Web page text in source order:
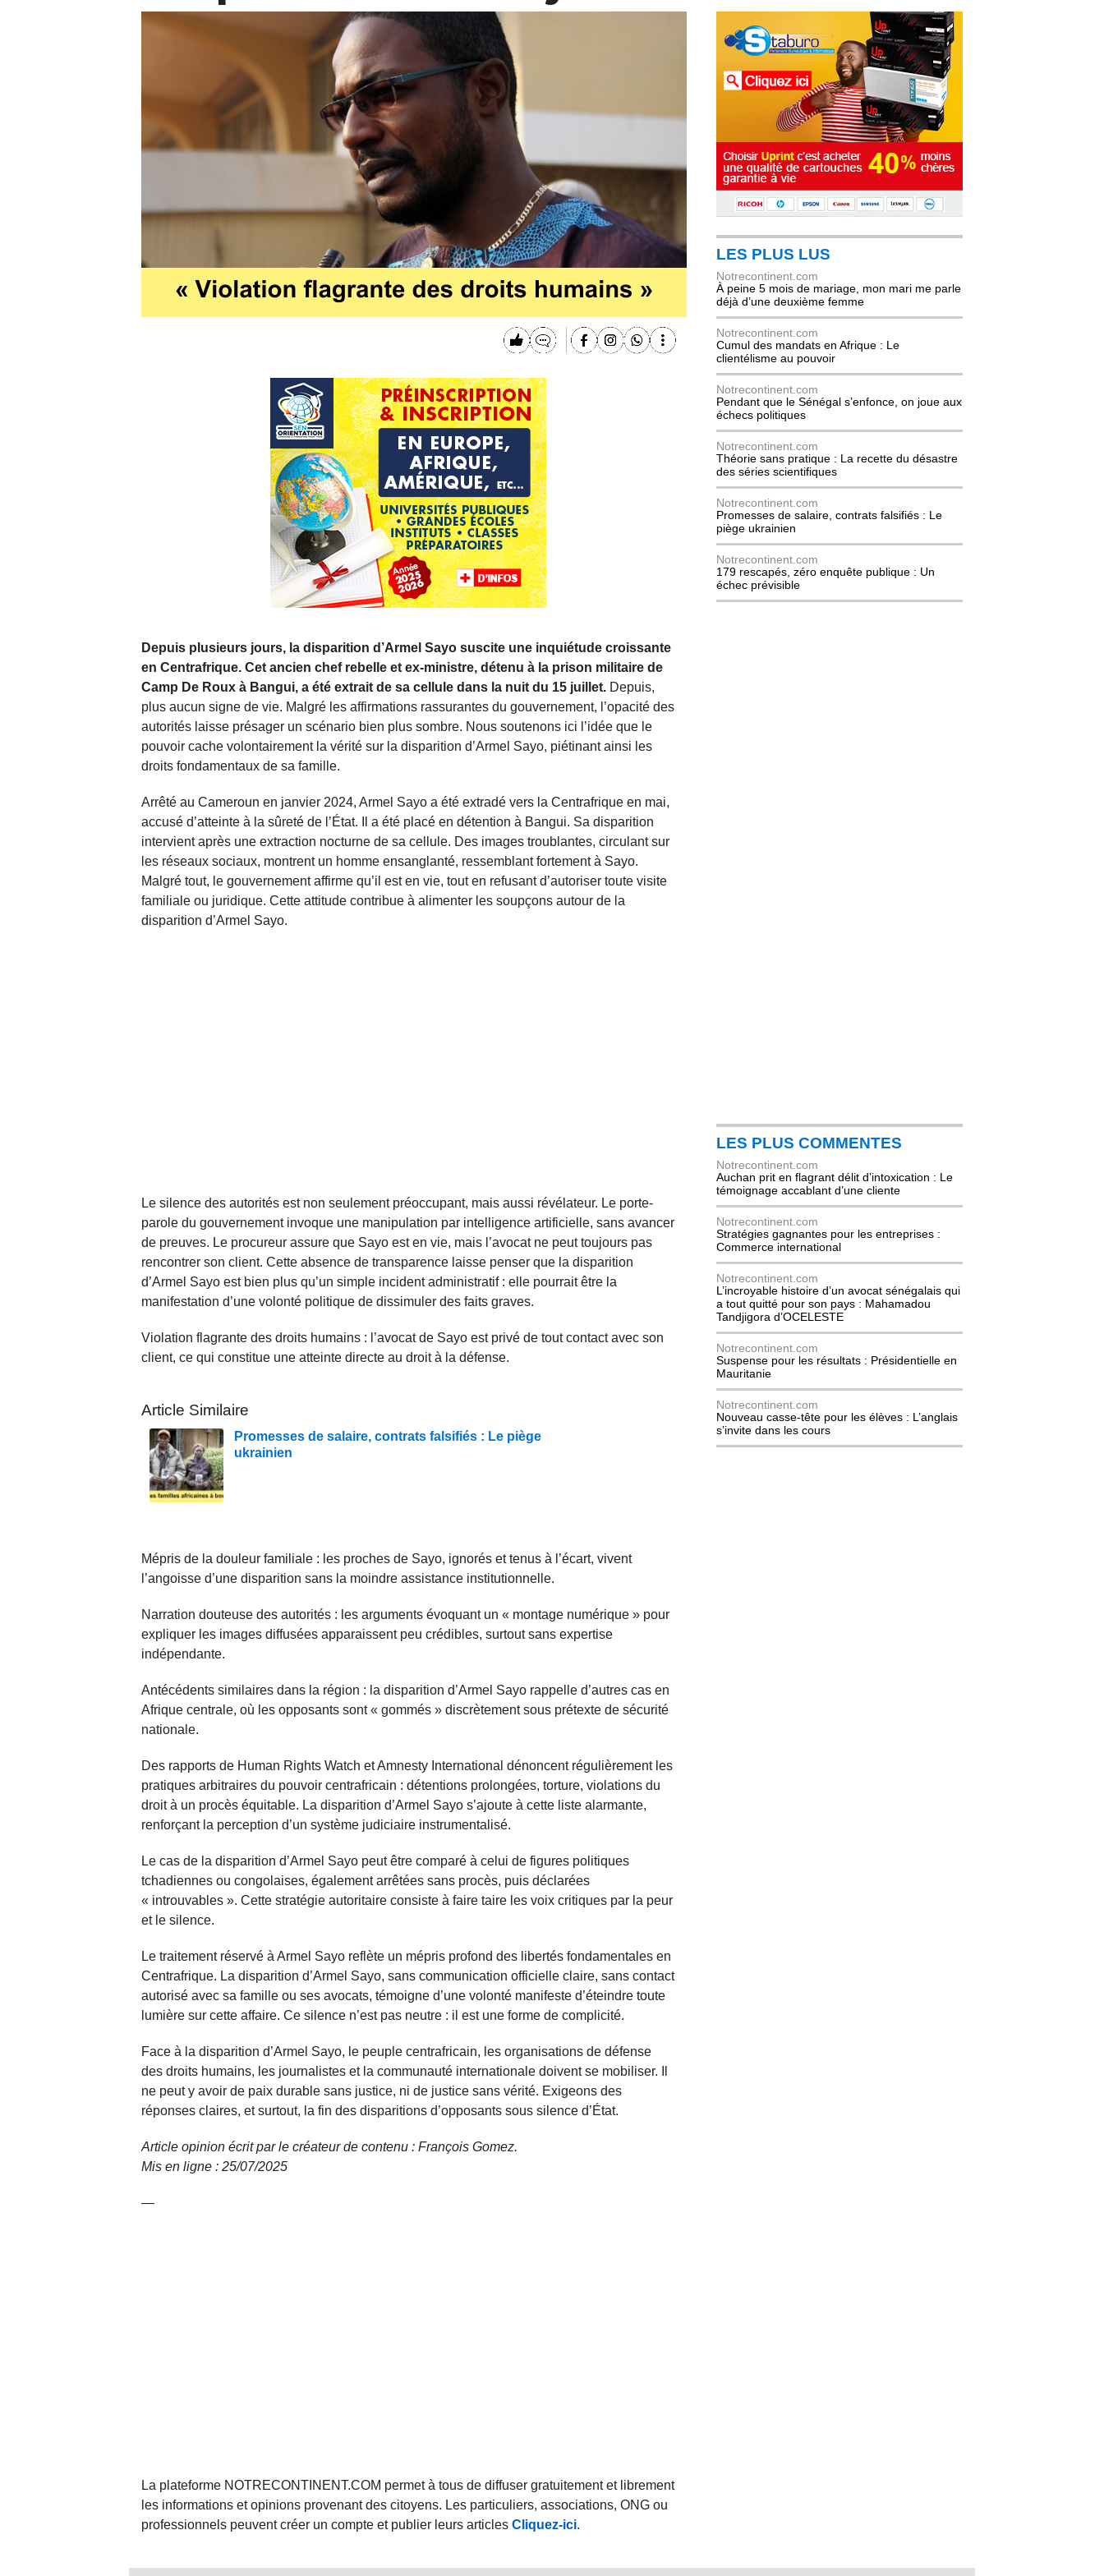
Depuis plusieurs jours, la disparition d’Armel Sayo suscite une inquiétude croissante
en Centrafrique. Cet ancien chef rebelle et ex-ministre, détenu à la prison militaire de
Camp De Roux à Bangui, a été extrait de sa cellule dans la nuit du 15 juillet. Depuis,
plus aucun signe de vie. Malgré les affirmations rassurantes du gouvernement, l’opacité des
autorités laisse présager un scénario bien plus sombre. Nous soutenons ici l’idée que le
pouvoir cache volontairement la vérité sur la disparition d’Armel Sayo, piétinant ainsi les
droits fondamentaux de sa famille.
Arrêté au Cameroun en janvier 2024, Armel Sayo a été extradé vers la Centrafrique en mai,
accusé d’atteinte à la sûreté de l’État. Il a été placé en détention à Bangui. Sa disparition
intervient après une extraction nocturne de sa cellule. Des images troublantes, circulant sur
les réseaux sociaux, montrent un homme ensanglanté, ressemblant fortement à Sayo.
Malgré tout, le gouvernement affirme qu’il est en vie, tout en refusant d’autoriser toute visite
familiale ou juridique. Cette attitude contribue à alimenter les soupçons autour de la
disparition d’Armel Sayo.
Le silence des autorités est non seulement préoccupant, mais aussi révélateur. Le porte-
parole du gouvernement invoque une manipulation par intelligence artificielle, sans avancer
de preuves. Le procureur assure que Sayo est en vie, mais l’avocat ne peut toujours pas
rencontrer son client. Cette absence de transparence laisse penser que la disparition
d’Armel Sayo est bien plus qu’un simple incident administratif : elle pourrait être la
manifestation d’une volonté politique de dissimuler des faits graves.
Violation flagrante des droits humains : l’avocat de Sayo est privé de tout contact avec son
client, ce qui constitue une atteinte directe au droit à la défense.
Article Similaire
Promesses de salaire, contrats falsifiés : Le piège
ukrainien
Mépris de la douleur familiale : les proches de Sayo, ignorés et tenus à l’écart, vivent
l’angoisse d’une disparition sans la moindre assistance institutionnelle.
Narration douteuse des autorités : les arguments évoquant un « montage numérique » pour
expliquer les images diffusées apparaissent peu crédibles, surtout sans expertise
indépendante.
Antécédents similaires dans la région : la disparition d’Armel Sayo rappelle d’autres cas en
Afrique centrale, où les opposants sont « gommés » discrètement sous prétexte de sécurité
nationale.
Des rapports de Human Rights Watch et Amnesty International dénoncent régulièrement les
pratiques arbitraires du pouvoir centrafricain : détentions prolongées, torture, violations du
droit à un procès équitable. La disparition d’Armel Sayo s’ajoute à cette liste alarmante,
renforçant la perception d’un système judiciaire instrumentalisé.
Le cas de la disparition d’Armel Sayo peut être comparé à celui de figures politiques
tchadiennes ou congolaises, également arrêtées sans procès, puis déclarées
« introuvables ». Cette stratégie autoritaire consiste à faire taire les voix critiques par la peur
et le silence.
Le traitement réservé à Armel Sayo reflète un mépris profond des libertés fondamentales en
Centrafrique. La disparition d’Armel Sayo, sans communication officielle claire, sans contact
autorisé avec sa famille ou ses avocats, témoigne d’une volonté manifeste d’éteindre toute
lumière sur cette affaire. Ce silence n’est pas neutre : il est une forme de complicité.
Face à la disparition d’Armel Sayo, le peuple centrafricain, les organisations de défense
des droits humains, les journalistes et la communauté internationale doivent se mobiliser. Il
ne peut y avoir de paix durable sans justice, ni de justice sans vérité. Exigeons des
réponses claires, et surtout, la fin des disparitions d’opposants sous silence d’État.
Article opinion écrit par le créateur de contenu : François Gomez.
Mis en ligne : 25/07/2025
—
La plateforme NOTRECONTINENT.COM permet à tous de diffuser gratuitement et librement
les informations et opinions provenant des citoyens. Les particuliers, associations, ONG ou
professionnels peuvent créer un compte et publier leurs articles Cliquez-ici.
LES PLUS LUS
Notrecontinent.com
À peine 5 mois de mariage, mon mari me parle
déjà d’une deuxième femme
Notrecontinent.com
Cumul des mandats en Afrique : Le
clientélisme au pouvoir
Notrecontinent.com
Pendant que le Sénégal s’enfonce, on joue aux
échecs politiques
Notrecontinent.com
Théorie sans pratique : La recette du désastre
des séries scientifiques
Notrecontinent.com
Promesses de salaire, contrats falsifiés : Le
piège ukrainien
Notrecontinent.com
179 rescapés, zéro enquête publique : Un
échec prévisible
LES PLUS COMMENTES
Notrecontinent.com
Auchan prit en flagrant délit d’intoxication : Le
témoignage accablant d’une cliente
Notrecontinent.com
Stratégies gagnantes pour les entreprises :
Commerce international
Notrecontinent.com
L’incroyable histoire d’un avocat sénégalais qui
a tout quitté pour son pays : Mahamadou
Tandjigora d’OCELESTE
Notrecontinent.com
Suspense pour les résultats : Présidentielle en
Mauritanie
Notrecontinent.com
Nouveau casse-tête pour les élèves : L’anglais
s’invite dans les cours